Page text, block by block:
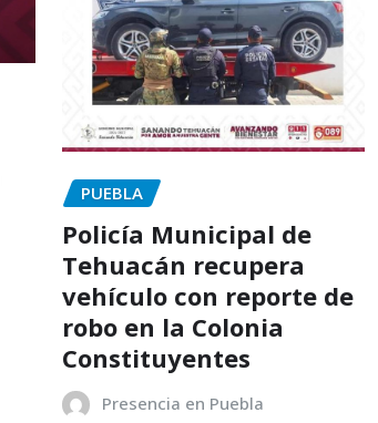
PUEBLA
Policía Municipal de
Tehuacán recupera
vehículo con reporte de
robo en la Colonia
Constituyentes
Presencia en Puebla